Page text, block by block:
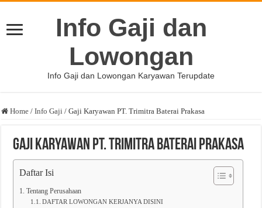
Info Gaji dan
Lowongan
Info Gaji dan Lowongan Karyawan Terupdate
Home / Info Gaji / Gaji Karyawan PT. Trimitra Baterai Prakasa
Gaji Karyawan PT. Trimitra Baterai Prakasa
Daftar Isi
Tentang Perusahaan
DAFTAR LOWONGAN KERJANYA DISINI